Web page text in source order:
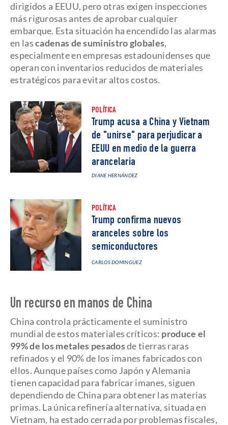
dirigidos a EEUU, pero otras exigen inspecciones
más rigurosas antes de aprobar cualquier
embarque. Esta situación ha encendido las alarmas
en lascadenas de suministro globales,
especialmente en empresas estadounidenses que
operan con inventarios reducidos de materiales
estratégicos para evitar altos costos.
POLÍTICA
Trump acusa a China y Vietnam
de "unirse" para perjudicar a
EEUU en medio de la guerra
arancelaria
DIANE HERNÁNDEZ
POLÍTICA
Trump confirma nuevos
aranceles sobre los
semiconductores
CARLOS DOMINGUEZ
Un recurso en manos de China
China controla prácticamente el suministro
mundial de estos materiales críticos: produce el
99% de los metales pesadosde tierras raras
refinados y el 90% de los imanes fabricados con
ellos. Aunque países como Japón y Alemania
tienen capacidad para fabricar imanes, siguen
dependiendo de China para obtener las materias
primas. La única refinería alternativa, situada en
Vietnam, ha estado cerrada por problemas fiscales,